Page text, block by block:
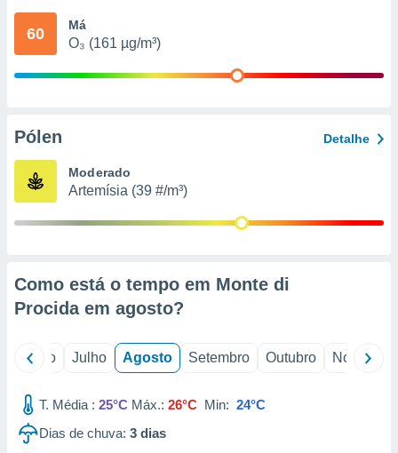
através
estudos
1199
60 Má
O₃ (161 µg/m³)
Pólen Detalhe
Moderado
Artemísia (39 #/m³)
Como está o tempo em Monte di
Procida em agosto?
Junho Julho Agosto Setembro Outubro Novembro
T. Média : 25°C Máx.: 26°C Min: 24°C
Dias de chuva: 3 dias